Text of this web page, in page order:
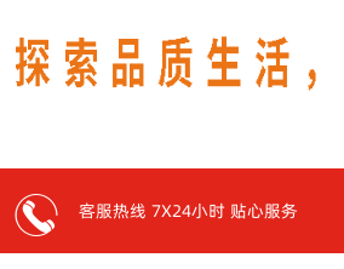
客服热线 7X24小时 贴心服务